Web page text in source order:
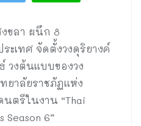
ขลา ผนึก 8
ะเทศ จัดตั้งวงดุริยางค์
วงต้นแบบของวง
ยาลัยราชภัฏแห่ง
นตรีในงาน “Thai
Season 6”